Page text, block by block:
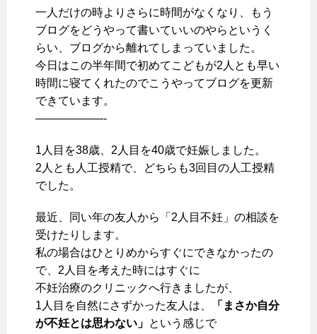
一人だけの時よりさらに時間がなくなり、もう
ブログをどうやって書いていいのやらというく
らい、ブログから離れてしまっていました。
今日はこの半年間で初めてこどもが2人とも早い
時間に寝てくれたのでこうやってブログを更新
できています。
——————-
1人目を38歳、2人目を40歳で妊娠しました。
2人とも人工授精で、どちらも3回目の人工授精
でした。
最近、同い年の友人から「2人目不妊」の相談を
受けたりします。
私の場合はひとりめからすぐにできなかったの
で、2人目を考えた時にはすぐに
不妊治療のクリニックへ行きましたが、
1人目を自然にさずかった友人は、
「まさか自分
が不妊とは思わない」 という感じで